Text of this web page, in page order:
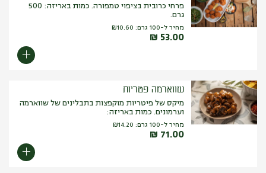
פרחי כרובית בציפוי טמפורה. כמות באריזה: 500
גרם.
מחיר ל-100 גרם: ₪10.60
₪ 53.00
שווארמה פטריות
מיקס של פיטריות מוקפצות בתבלינים של שווארמה
וערמונים. כמות באריזה:
מחיר ל-100 גרם: ₪14.20
₪ 71.00